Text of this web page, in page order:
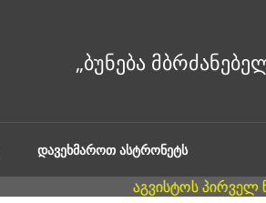
ᲓᲐᲕᲔᲮᲛᲐᲠᲝᲗ ᲐᲡᲢᲠᲝᲜᲔᲢᲡ